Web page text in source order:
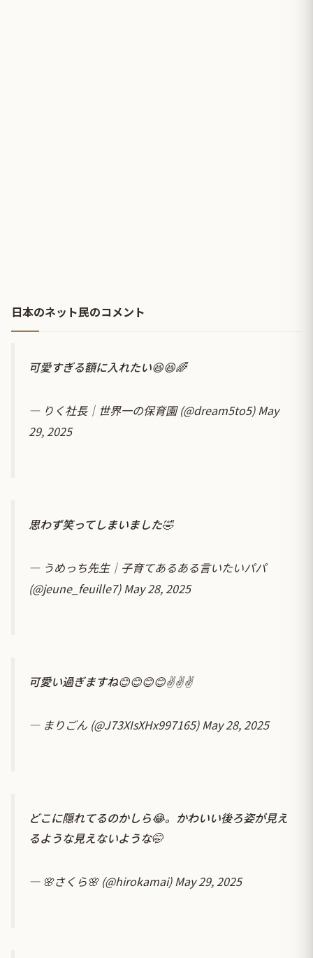
日本のネット民のコメント
可愛すぎる額に入れたい😆😆🌈
— りく社長｜世界一の保育園 (@dream5to5)May
29, 2025
思わず笑ってしまいました🤣
— うめっち先生｜子育てあるある言いたいパパ
(@jeune_feuille7)May 28, 2025
可愛い過ぎますね😊😊😊😊✌✌✌
— まりごん (@J73XIsXHx997165)May 28, 2025
どこに隠れてるのかしら😂。かわいい後ろ姿が見え
るような見えないような🤭
— 🌸さくら🌸 (@hirokamai)May 29, 2025